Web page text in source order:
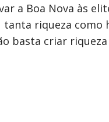
a Boa Nova às
riqueza como
basta criar